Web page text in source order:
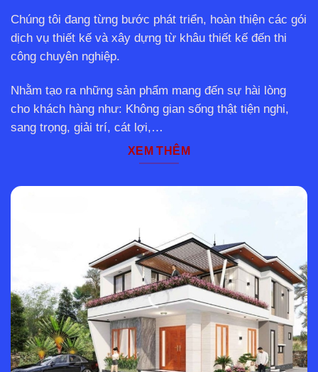
Chúng tôi đang từng bước phát triển, hoàn thiện các gói
dịch vụ thiết kế và xây dựng từ khâu thiết kế đến thi
công chuyên nghiệp.
Nhằm tạo ra những sản phẩm mang đến sự hài lòng
cho khách hàng như: Không gian sống thật tiện nghi,
sang trọng, giải trí, cát lợi,…
XEM THÊM